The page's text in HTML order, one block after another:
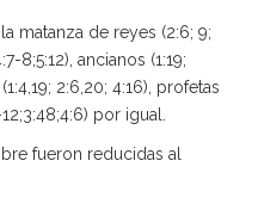
matanza de reyes (2:6; 9;
8;5:12), ancianos (1:19;
2:6,20; 4:16), profetas
por igual.
fueron reducidas al